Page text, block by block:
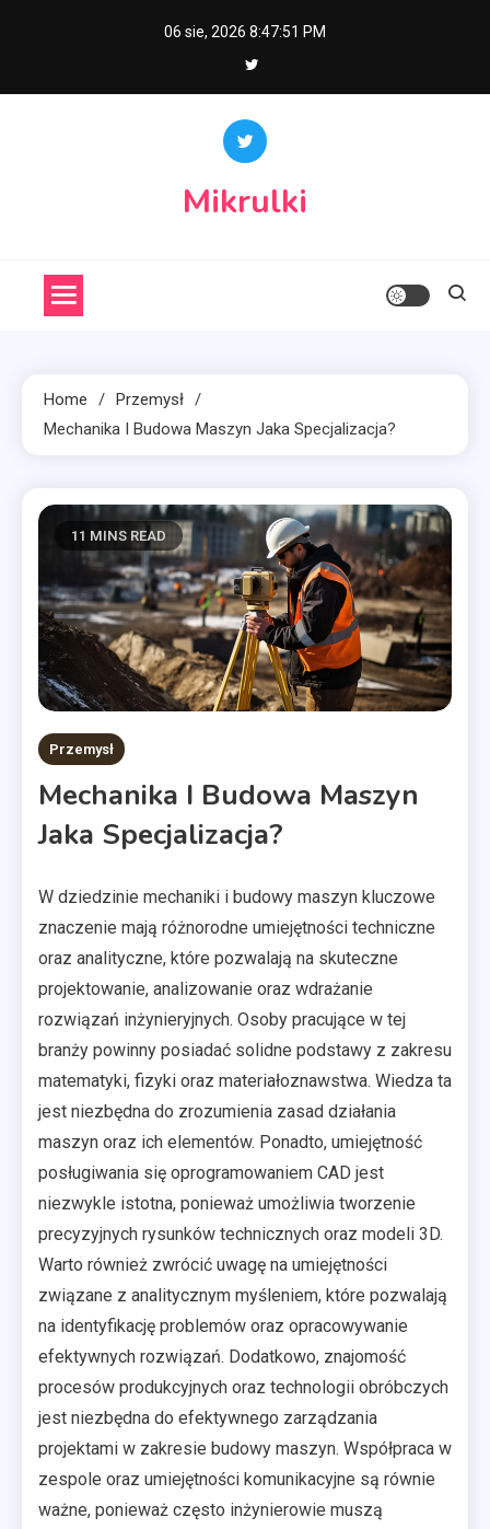
06 sie, 2026 8:47:52 PM
Mikrulki
Home
Przemysł
Mechanika I Budowa Maszyn Jaka Specjalizacja?
11 MINS READ
Przemysł
Mechanika I Budowa Maszyn
Jaka Specjalizacja?
W dziedzinie mechaniki i budowy maszyn kluczowe
znaczenie mają różnorodne umiejętności techniczne
oraz analityczne, które pozwalają na skuteczne
projektowanie, analizowanie oraz wdrażanie
rozwiązań inżynieryjnych. Osoby pracujące w tej
branży powinny posiadać solidne podstawy z zakresu
matematyki, fizyki oraz materiałoznawstwa. Wiedza ta
jest niezbędna do zrozumienia zasad działania
maszyn oraz ich elementów. Ponadto, umiejętność
posługiwania się oprogramowaniem CAD jest
niezwykle istotna, ponieważ umożliwia tworzenie
precyzyjnych rysunków technicznych oraz modeli 3D.
Warto również zwrócić uwagę na umiejętności
związane z analitycznym myśleniem, które pozwalają
na identyfikację problemów oraz opracowywanie
efektywnych rozwiązań. Dodatkowo, znajomość
procesów produkcyjnych oraz technologii obróbczych
jest niezbędna do efektywnego zarządzania
projektami w zakresie budowy maszyn. Współpraca w
zespole oraz umiejętności komunikacyjne są równie
ważne, ponieważ często inżynierowie muszą